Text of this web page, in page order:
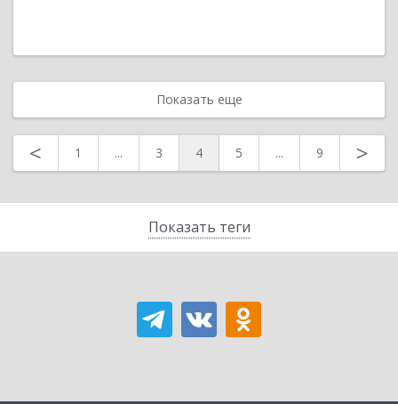
Показать теги
Показать еще
< 1 ... 3 4 5 ... 9 >